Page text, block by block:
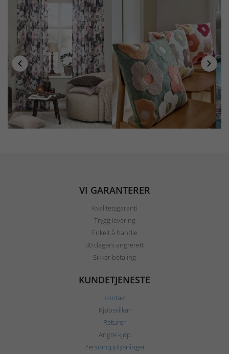
VI GARANTERER
Kvalitetsgaranti
Trygg levering
Enkelt å handle
30 dagers angrerett
Sikker betaling
KUNDETJENESTE
Kontakt
Kjøpsvilkår
Returer
Angre kjøp
Personopplysninger